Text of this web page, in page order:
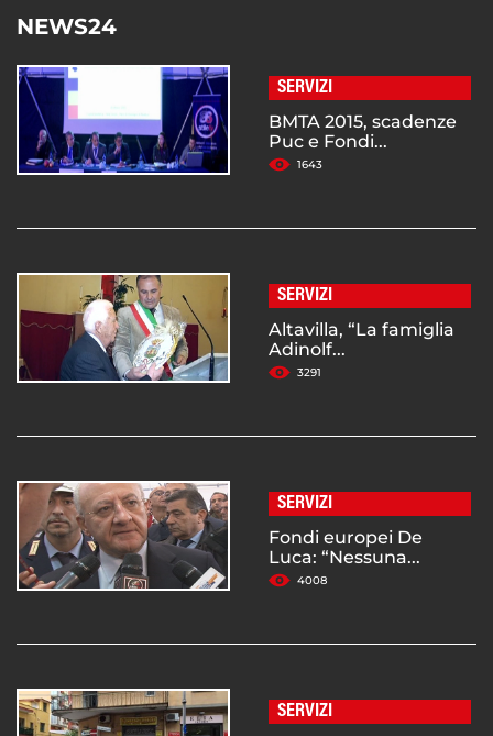
NEWS24
SERVIZI
BMTA 2015, scadenze
Puc e Fondi...
1643
SERVIZI
Altavilla, “La famiglia
Adinolf...
3291
SERVIZI
Fondi europei De
Luca: “Nessuna...
4008
SERVIZI